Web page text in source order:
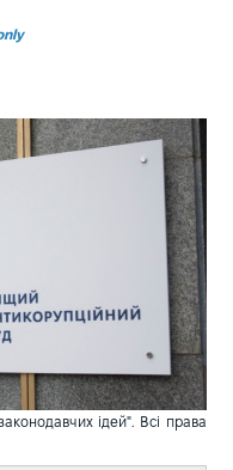
ідей". Всі права